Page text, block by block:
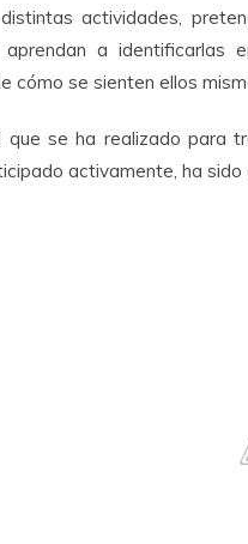
actividades,
aprendan a
cómo se sienten ellos
que se ha realizado para
activamente, ha